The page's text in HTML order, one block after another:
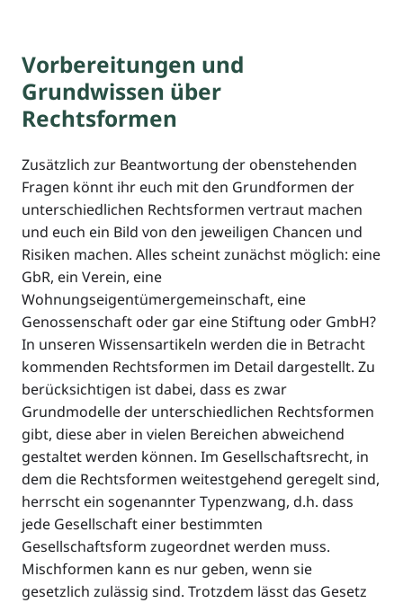
Vorbereitungen und
Grundwissen über
Rechtsformen
Zusätzlich zur Beantwortung der obenstehenden
Fragen könnt ihr euch mit den Grundformen der
unterschiedlichen Rechtsformen vertraut machen
und euch ein Bild von den jeweiligen Chancen und
Risiken machen. Alles scheint zunächst möglich: eine
GbR, ein Verein, eine
Wohnungseigentümergemeinschaft, eine
Genossenschaft oder gar eine Stiftung oder GmbH?
In unseren Wissensartikeln werden die in Betracht
kommenden Rechtsformen im Detail dargestellt. Zu
berücksichtigen ist dabei, dass es zwar
Grundmodelle der unterschiedlichen Rechtsformen
gibt, diese aber in vielen Bereichen abweichend
gestaltet werden können. Im Gesellschaftsrecht, in
dem die Rechtsformen weitestgehend geregelt sind,
herrscht ein sogenannter Typenzwang, d.h. dass
jede Gesellschaft einer bestimmten
Gesellschaftsform zugeordnet werden muss.
Mischformen kann es nur geben, wenn sie
gesetzlich zulässig sind. Trotzdem lässt das Gesetz